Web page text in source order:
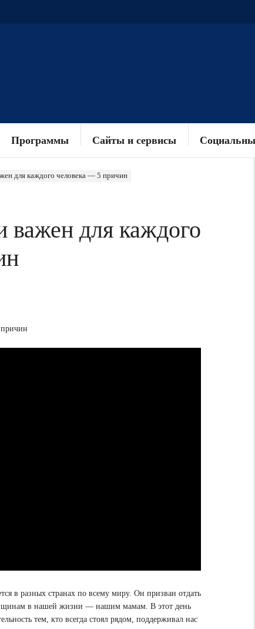
Программы Сайты и сервисы
для каждого человека — 5 причин
важен для каждого
в разных странах по всему миру. Он призван отдать
в нашей жизни — нашим мамам. В этот день
тем, кто всегда стоял рядом, поддерживал нас